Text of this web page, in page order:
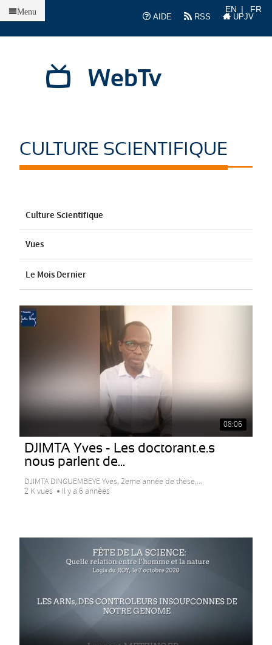
AIDE
RSS UPJV
EN FR
WebTv
Menu
CULTURE SCIENTIFIQUE
Culture Scientifique
Vues
Le Mois Dernier
08:06
DJIMTA Yves - Les doctorant.e.s
nous parlent de...
DJIMTA DINGUEMBEYE Yves, 2eme année de thèse,...
2 K vues
Il y a 6 années